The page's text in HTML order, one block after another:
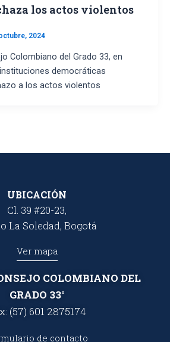
los actos violentos
2024
Colombiano del Grado 33, en
democráticas
a los actos violentos
UBICACIÓN
Cl. 39 #20-23,
La Soledad, Bogotá
Ver mapa
COLOMBIANO DEL
GRADO 33°
(57) 601 2875174
de contacto